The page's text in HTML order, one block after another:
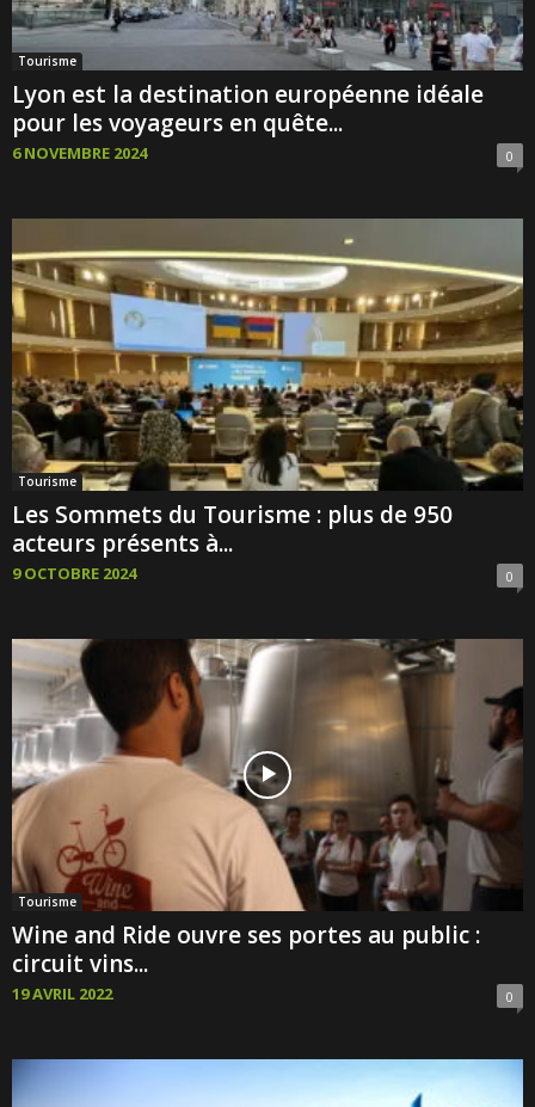
Tourisme
Lyon est la destination européenne idéale
pour les voyageurs en quête...
6 NOVEMBRE 2024 0
Tourisme
Les Sommets du Tourisme : plus de 950
acteurs présents à...
9 OCTOBRE 2024 0
Tourisme
Wine and Ride ouvre ses portes au public :
circuit vins...
19 AVRIL 2022 0